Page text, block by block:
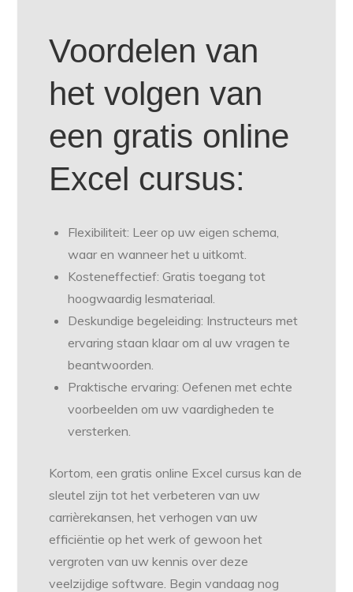
Voordelen van
het volgen van
een gratis online
Excel cursus:
Flexibiliteit: Leer op uw eigen schema,
waar en wanneer het u uitkomt.
Kosteneffectief: Gratis toegang tot
hoogwaardig lesmateriaal.
Deskundige begeleiding: Instructeurs met
ervaring staan klaar om al uw vragen te
beantwoorden.
Praktische ervaring: Oefenen met echte
voorbeelden om uw vaardigheden te
versterken.
Kortom, een gratis online Excel cursus kan de
sleutel zijn tot het verbeteren van uw
carrièrekansen, het verhogen van uw
efficiëntie op het werk of gewoon het
vergroten van uw kennis over deze
veelzijdige software. Begin vandaag nog